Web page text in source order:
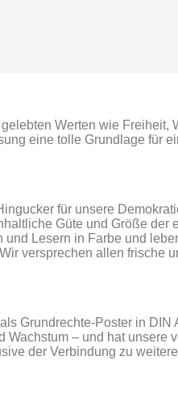
Werten wie Freiheit,
eine tolle Grundlage für
für unsere
Güte und Größe der
Lesern in Farbe und
versprechen allen frische
Grundrechte-Poster in DIN
– und hat unsere
der Verbindung zu